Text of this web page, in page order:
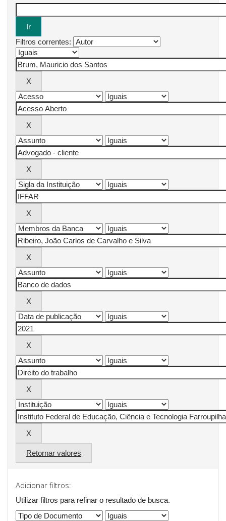
Filtros correntes:
Retornar valores
Adicionar filtros:
Utilizar filtros para refinar o resultado de busca.